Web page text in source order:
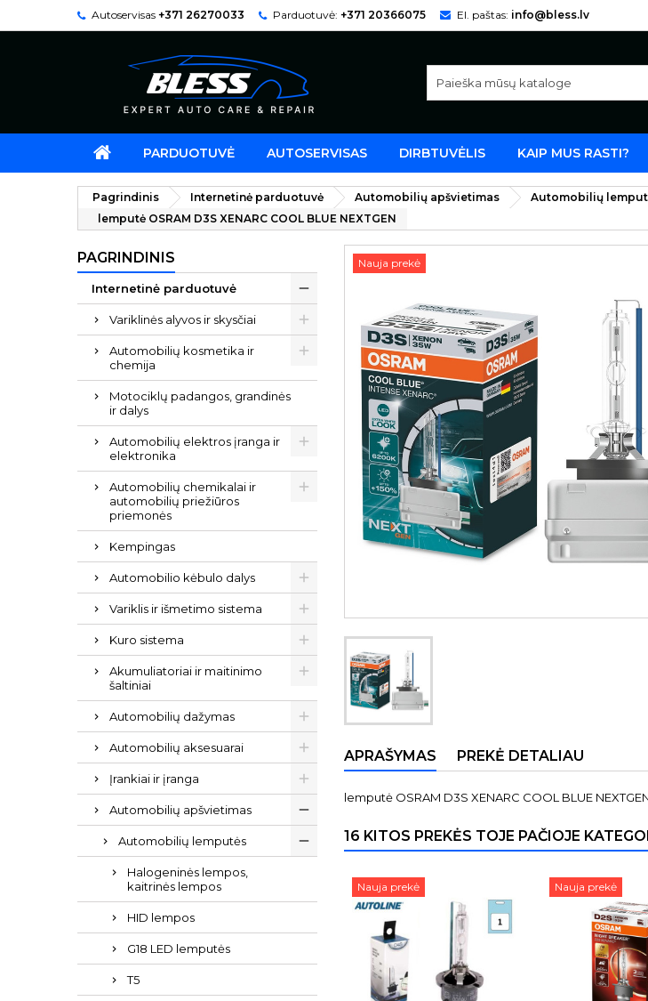
Autoservisas +371 26270033 Parduotuvė: +371 20366075 El. paštas: info@bless.lv
PARDUOTUVĖ AUTOSERVISAS DIRBTUVĖLIS KAIP MUS RASTI?
Pagrindinis Internetinė parduotuvė Automobilių apšvietimas Automobilių
lemputė OSRAM D3S XENARC COOL BLUE NEXTGEN
PAGRINDINIS
Internetinė parduotuvė
Variklinės alyvos ir skysčiai
Automobilių kosmetika ir
chemija
Motociklų padangos, grandinės
ir dalys
Automobilių elektros įranga ir
elektronika
Automobilių chemikalai ir
automobilių priežiūros
priemonės
Kempingas
Automobilio kėbulo dalys
Variklis ir išmetimo sistema
Kuro sistema
Akumuliatoriai ir maitinimo
šaltiniai
Automobilių dažymas
Automobilių aksesuarai
Įrankiai ir įranga
Automobilių apšvietimas
Automobilių lemputės
Halogeninės lempos,
kaitrinės lempos
HID lempos
G18 LED lemputės
T5
Nauja prekė
APRAŠYMAS PREKĖ DETALIAU
lemputė OSRAM D3S XENARC COOL BLUE
16 KITOS PREKĖS TOJE PAČIOJE
Nauja prekė Nauja prekė